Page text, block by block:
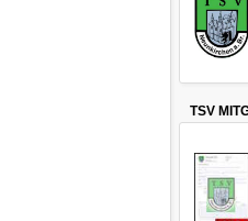
TSV